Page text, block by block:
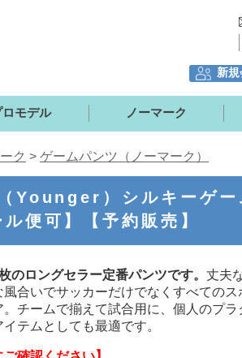
新
ロモデル ノーマーク
ク > ゲームパンツ（ノーマーク）
Younger）シルキーゲ
ル便可】【予約販売】
のロングセラー定番パンツです。 丈夫
合いでサッカーだけでなくすべての
。チームで揃えて試合用に、個人のプ
テムとしても最適です。